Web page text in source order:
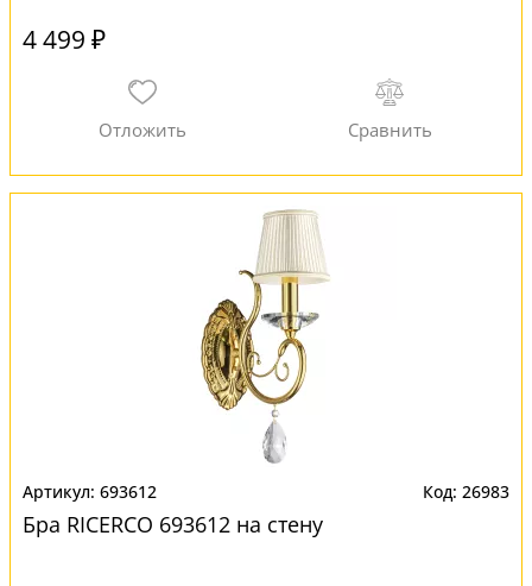
4 499 ₽
693612 26983
Бра RICERCO 693612 на стену